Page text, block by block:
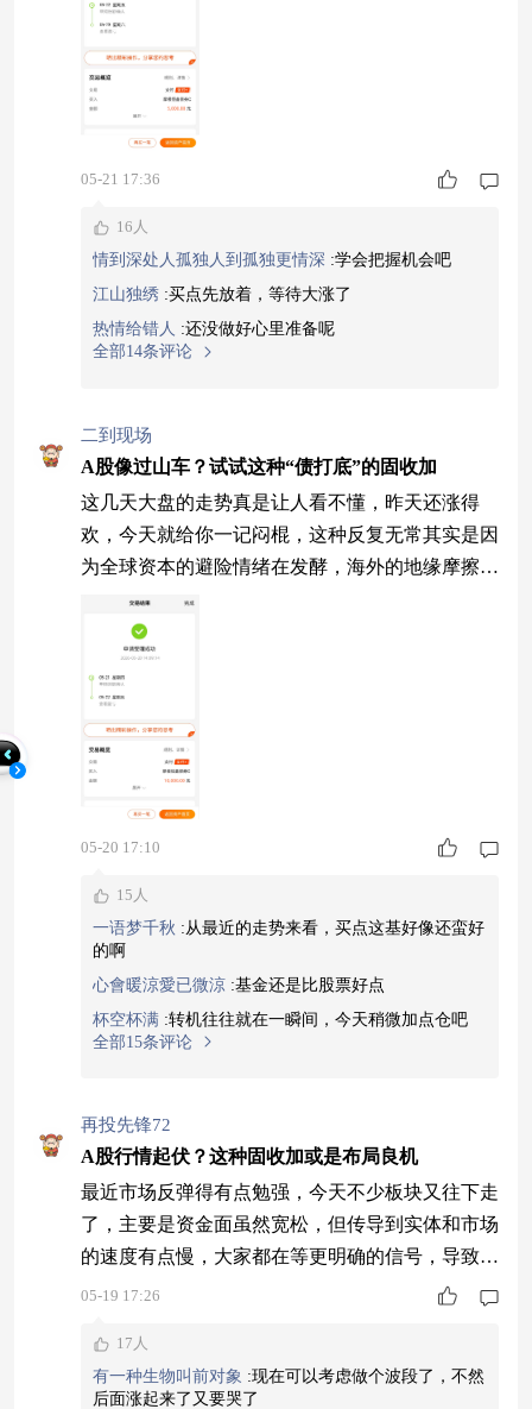
强。摩根恒鑫债券C（022843）近一年6.65%的回
报，在同类里很有竞争力。它的风险控制数据很漂
亮，近一年最大回撤只有-0.98%，对比
05-21 17:36
16人
情到深处人孤独人到孤独更情深 :学会把握机会吧
江山独绣 :买点先放着，等待大涨了
热情给错人 :还没做好心里准备呢
全部14条评论
二到现场
A股像过山车？试试这种“债打底”的固收加
这几天大盘的走势真是让人看不懂，昨天还涨得
欢，今天就给你一记闷棍，这种反复无常其实是因
为全球资本的避险情绪在发酵，海外的地缘摩擦让
资金变得格外谨慎，不敢长时间在一个地方待着。
如果你手里全是权益基金，这种阶段确实挺磨人
的，不如拆一部分仓位出来，看看固收+这种过渡
品种。它们不用依赖股市单边上涨，靠债券的利息
就能撑住基本盘，少量股票仓位还能蹭到反弹的机
会，性价比在当下格外明显。摩根恒鑫债券C（02
05-20 17:10
15人
一语梦千秋 : 从最近的走势来看，买点这基好像还蛮好
的啊
心會暖涼愛已微涼 :基金还是比股票好点
杯空杯满 :转机往往就在一瞬间，今天稍微加点仓吧
全部15条评论
再投先锋72
A股行情起伏？这种固收加或是布局良机
最近市场反弹得有点勉强，今天不少板块又往下走
了，主要是资金面虽然宽松，但传导到实体和市场
的速度有点慢，大家都在等更明确的信号，导致资
金不敢全面布局，只能挑着买，市场很难形成合
看固收+，大部分钱拿去买相对安全的债券，赚点
利息，小部分钱参与股票或可转债，既能跟上市场
05-19 17:26
17人
有一种生物叫前对象 :现在可以考虑做个波段了，不然
后面涨起来了又要哭了